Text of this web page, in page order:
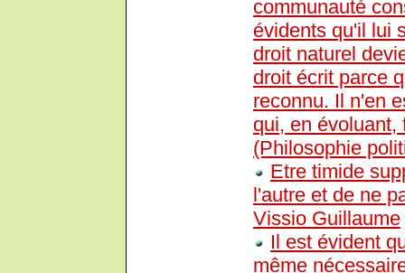
communauté
évidents qu'il lui
droit naturel
droit écrit parce
reconnu. Il n'en
qui, en évoluant,
(Philosophie
Etre timide
l'autre et de ne
Vissio Guillaume
Il est évident
même